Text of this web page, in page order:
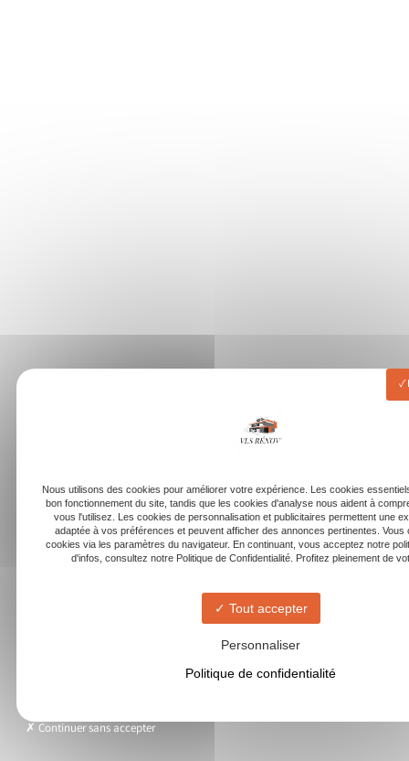
Nous utilisons des cookies pour améliorer votre expérience. Les cookies
bon fonctionnement du site, tandis que les cookies d'analyse nous aident à
vous l'utilisez. Les cookies de personnalisation et publicitaires permettent une
adaptée à vos préférences et peuvent afficher des annonces pertinentes. Vous
cookies via les paramètres du navigateur. En continuant, vous acceptez notre
d'infos, consultez notre Politique de Confidentialité. Profitez pleinement de
Tout accepter
Personnaliser
Politique de confidentialité
Continuer sans accepter